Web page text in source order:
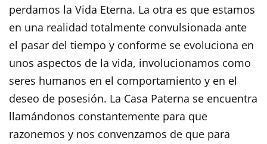
perdamos la Vida Eterna. La otra es que estamos
en una realidad totalmente convulsionada ante
el pasar del tiempo y conforme se evoluciona en
unos aspectos de la vida, involucionamos como
seres humanos en el comportamiento y en el
deseo de posesión. La Casa Paterna se encuentra
llamándonos constantemente para que
razonemos y nos convenzamos de que para